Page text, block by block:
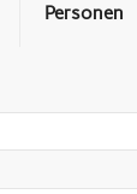
Personen